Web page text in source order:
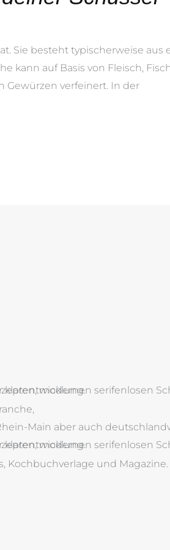
Sie besteht typischerweise aus
kann auf Basis von Fleisch, Fisch
Gewürzen verfeinert. In der
Main aber auch
Kochbuchverlage und Magazine.